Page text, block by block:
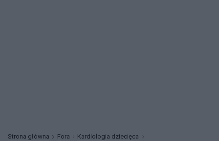
Strona główna Fora
Kardiologia dziecięca